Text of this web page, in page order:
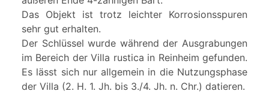
Das Objekt ist trotz leichter Korrosionsspuren
sehr gut erhalten.
Der Schlüssel wurde während der Ausgrabungen
im Bereich der Villa rustica in Reinheim gefunden.
Es lässt sich nur allgemein in die Nutzungsphase
der Villa (2. H. 1. Jh. bis 3./4. Jh. n. Chr.) datieren.